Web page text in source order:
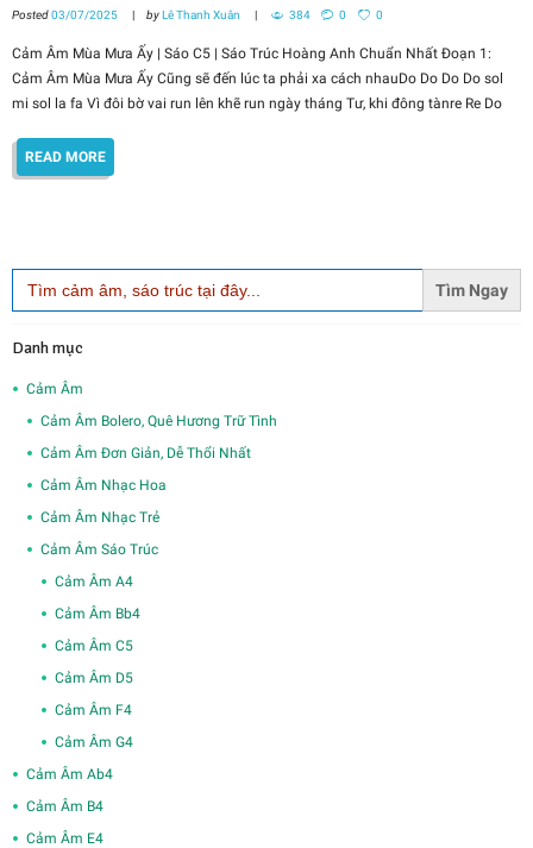
Posted03/07/2025 byLê Thanh Xuân 384 0 0
Cảm Âm Mùa Mưa Ấy | Sáo C5 | Sáo Trúc Hoàng Anh Chuẩn Nhất Đoạn 1:
Cảm Âm Mùa Mưa Ấy Cũng sẽ đến lúc ta phải xa cách nhauDo Do Do Do sol
mi sol la fa Vì đôi bờ vai run lên khẽ run ngày tháng Tư, khi đông tànre Re Do
READ MORE
Search
for:
Danh mục
Cảm Âm
Cảm Âm Bolero, Quê Hương Trữ Tình
Cảm Âm Đơn Giản, Dễ Thổi Nhất
Cảm Âm Nhạc Hoa
Cảm Âm Nhạc Trẻ
Cảm Âm Sáo Trúc
Cảm Âm A4
Cảm Âm Bb4
Cảm Âm C5
Cảm Âm D5
Cảm Âm F4
Cảm Âm G4
Cảm Âm Ab4
Cảm Âm B4
Cảm Âm E4